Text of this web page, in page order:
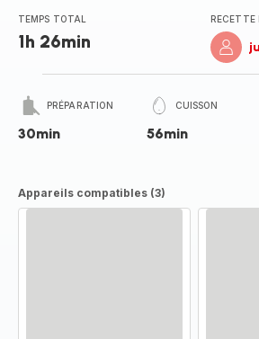
TEMPS TOTAL
1h 26min
RECETTE
PRÉPARATION
30min
CUISSON
56min
Appareils compatibles (3)